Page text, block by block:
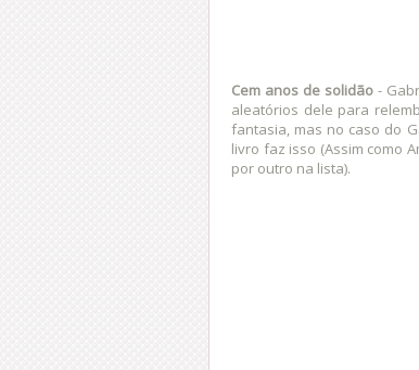
Cem anos de solidão -
aleatórios dele para
fantasia, mas no caso do
livro faz isso (Assim como
por outro na lista).